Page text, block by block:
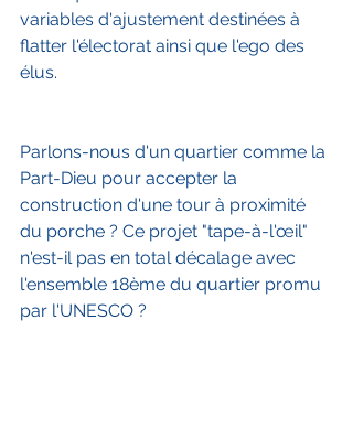
variables d'ajustement destinées à
flatter l'électorat ainsi que l'ego des
élus.
Parlons-nous d'un quartier comme la
Part-Dieu pour accepter la
construction d'une tour à proximité
du porche ? Ce projet "tape-à-l'œil"
n'est-il pas en total décalage avec
l'ensemble 18ème du quartier promu
par l'UNESCO ?